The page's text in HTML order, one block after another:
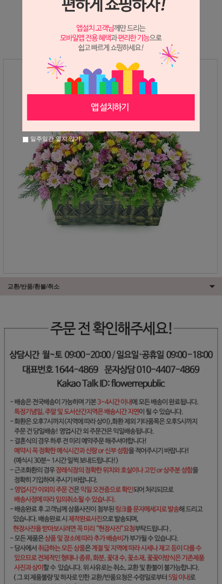
교환/반품/환불/취소
일주일간 열지 않기